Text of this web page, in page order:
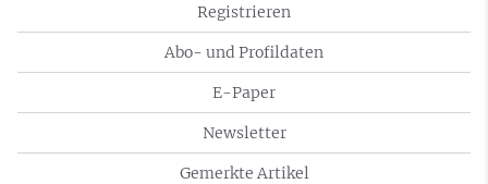
Registrieren
Abo- und Profildaten
E-Paper
Newsletter
Gemerkte Artikel